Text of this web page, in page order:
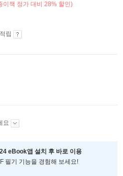
이책 정가 대비 28% 할인)
립
요
eBook앱 설치 후 바로 이용
필기 기능을 경험해 보세요!